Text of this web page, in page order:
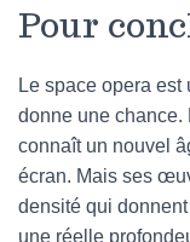
Pour
Le space opera est
donne une chance.
connaît un nouvel
écran. Mais ses
densité qui
une réelle